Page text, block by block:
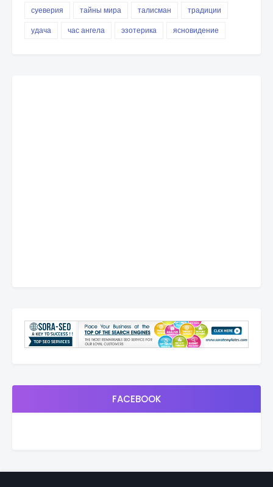
суеверия
тайны мира талисман
традиции
удача
час ангела эзотерика ясновидение
FACEBOOK